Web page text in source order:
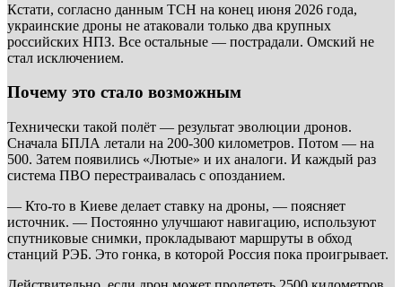
Кстати, согласно данным ТСН на конец июня 2026 года,
украинские дроны не атаковали только два крупных
российских НПЗ. Все остальные — пострадали. Омский не
стал исключением.
Почему это стало возможным
Технически такой полёт — результат эволюции дронов.
Сначала БПЛА летали на 200-300 километров. Потом — на
500. Затем появились «Лютые» и их аналоги. И каждый раз
система ПВО перестраивалась с опозданием.
— Кто-то в Киеве делает ставку на дроны, — поясняет
источник. — Постоянно улучшают навигацию, используют
спутниковые снимки, прокладывают маршруты в обход
станций РЭБ. Это гонка, в которой Россия пока проигрывает.